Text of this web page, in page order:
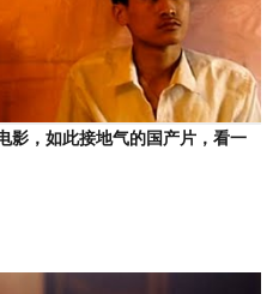
影，如此接地气的国产片，看一